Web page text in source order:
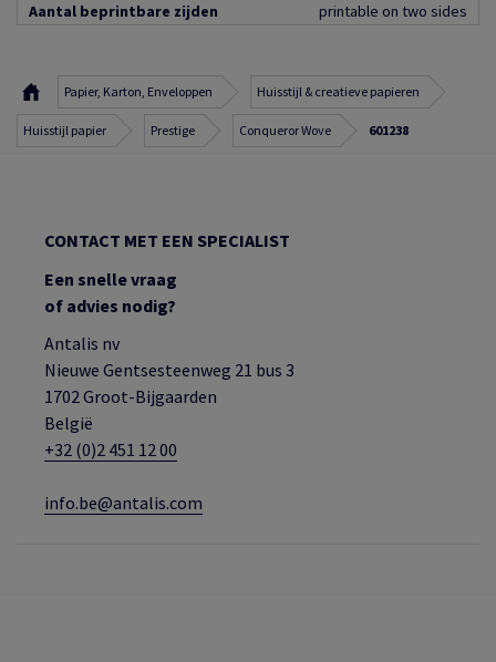
Aantal beprintbare zijden
printable on two sides
Papier, Karton, Enveloppen Huisstijl & creatieve papieren
Huisstijl papier Prestige Conqueror Wove 601238
CONTACT MET EEN SPECIALIST
Een snelle vraag
of advies nodig?
Antalis nv
Nieuwe Gentsesteenweg 21 bus 3
1702 Groot-Bijgaarden
België
+32 (0)2 451 12 00
info.be@antalis.com